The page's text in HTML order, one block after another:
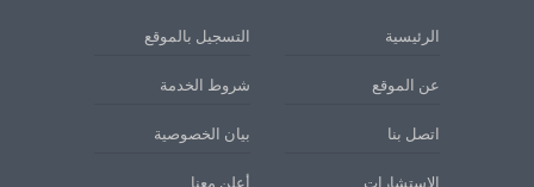
الرئيسية التسجيل بالموقع
عن الموقع شروط الخدمة
اتصل بنا بيان الخصوصية
الاستشارات أعلن معنا